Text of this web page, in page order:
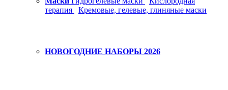
терапия
Кремовые, гелевые, глиняные маски
НОВОГОДНИЕ НАБОРЫ 2026